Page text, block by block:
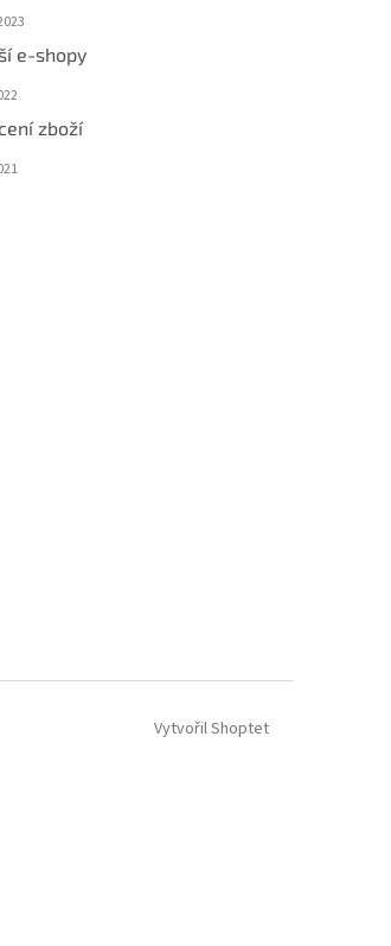
e-shopy
zboží
Vytvořil Shoptet